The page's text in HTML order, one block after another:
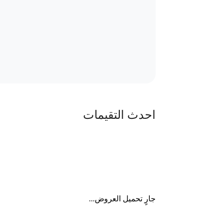
احدث التقيمات
جارٍ تحميل العروض...